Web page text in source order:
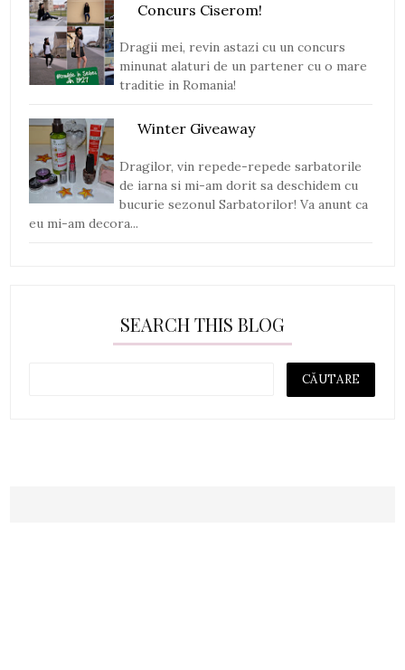
Concurs Ciserom!
Dragii mei, revin astazi cu un concurs
minunat alaturi de un partener cu o mare
traditie in Romania!
Winter Giveaway
Dragilor, vin repede-repede sarbatorile
de iarna si mi-am dorit sa deschidem cu
bucurie sezonul Sarbatorilor! Va anunt ca
eu mi-am decora...
SEARCH THIS BLOG